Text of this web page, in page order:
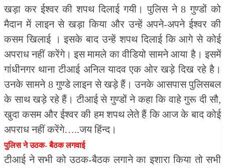
खड़ा कर ईश्वर की शपथ दिलाई गयी। पुलिस ने 8 गुण्डों को
मैदान में लाइन से खड़ा किया और उन्हें अपने-अपने ईश्वर की
कसम खिलाई । इसके बाद उन्हें शपथ दिलाई कि आगे से कोई
अपराध नहीं करेंगे। इस मामले का वीडियो सामने आया है। इसमें
गांधीनगर थाना टीआई अनिल यादव एक ओर खड़े दिख रहे है।
उनके सामने 8 गुण्डे लाइन से खड़े हैं। उनके आसपास पुलिसबल
के साथ खड़े रहे हैं। टीआई से गुण्डों ने कहा कि वाहे गुरू दी सौ,
खुदा कसम और ईश्वर की हम शपथ लेते हैं कि आज के बाद कोई
अपराध नहीं करेंगे…..जय हिंन्द।
पुलिस ने उठक- बैठक लगवाई
टीआई ने सभी को उठक-बैठक लगाने का इशारा किया तो सभी